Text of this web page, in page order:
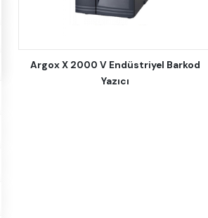
Argox X 2000 V Endüstriyel Barkod
Yazıcı